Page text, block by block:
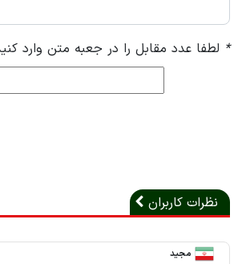
* لطفا عدد مقابل را در جعبه متن وارد
نظرات کاربران
مجید